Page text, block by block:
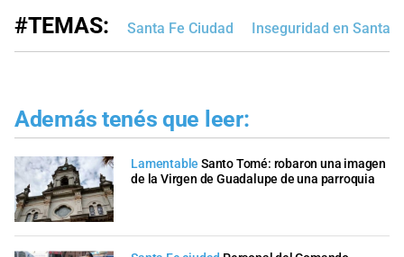
#TEMAS: Santa Fe Ciudad Inseguridad en Santa
Además tenés que leer:
Lamentable Santo Tomé: robaron una imagen
de la Virgen de Guadalupe de una parroquia